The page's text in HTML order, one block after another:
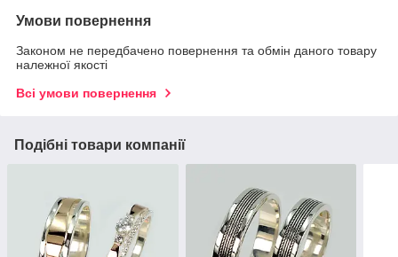
Умови повернення
Законом не передбачено повернення та обмін даного товару
належної якості
Всі умови повернення
Подібні товари компанії